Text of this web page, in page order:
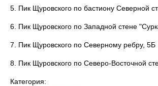
5. Пик Щуровского по бастиону Северной
6. Пик Щуровского по Западной стене
7. Пик Щуровского по Северному ребру, 5Б
8. Пик Щуровского по Северо-Восточной
Категория: